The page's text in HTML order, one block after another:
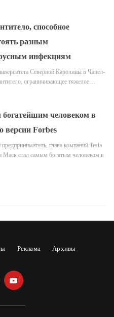
способное
разным
инфекциям
Северной Каролины в Чапел-
ограничивающее тяжелое…
богатейшим человеком в
версии Forbes
глава компаний Tesla
Маск стал самым богатым человеком в
Реклама Архивы